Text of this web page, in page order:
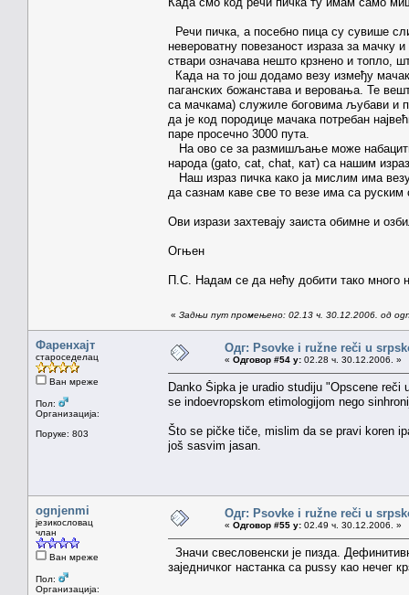
Речи пичка, а посебно пица су сувише
невероватну повезаност израза за
ствари означава нешто крзнено и топло,
Када на то још додамо везу између
паганских божанстава и веровања. Те
са мачкама) служиле боговима љубави и
да је код породице мачака потребан
паре просечно 3000 пута.
На ово се за размишљање може набацити
народа (gato, cat, chat, кат) са нашим
Наш израз пичка како ја мислим има
да сазнам каве све то везе има са руским
Ови изрази захтевају заиста обимне и
Огњен
П.С. Надам се да нећу добити тако много
« Задњи пут промењено: 02.13 ч. 30.12.2006. од
Фаренхајт
староседелац
Ван мреже
Пол:
Организација:
Поруке: 803
Одг: Psovke i ružne reči u
« Одговор #54 у: 02.28 ч. 30.12.2006. »
Danko Šipka je uradio studiju "Opscene
se indoevropskom etimologijom nego
Što se pičke tiče, mislim da se pravi koren
još sasvim jasan.
ognjenmi
језикословац
члан
Ван мреже
Пол:
Организација:
Одг: Psovke i ružne reči u
« Одговор #55 у: 02.49 ч. 30.12.2006. »
Значи свесловенски је пизда.
заједничког настанка са pussy као нечег